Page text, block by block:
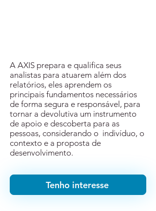
A AXIS prepara e qualifica seus
analistas para atuarem além dos
relatórios, eles aprendem os
principais fundamentos necessários
de forma segura e responsável, para
tornar a devolutiva um instrumento
de apoio e descoberta para as
pessoas, considerando o indivíduo, o
contexto e a proposta de
desenvolvimento.
Tenho interesse